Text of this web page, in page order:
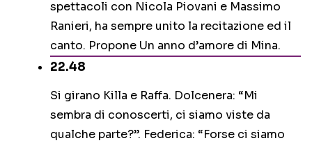
spettacoli con Nicola Piovani e Massimo
Ranieri, ha sempre unito la recitazione ed il
canto. Propone Un anno d’amore di Mina.
22.48
Si girano Killa e Raffa. Dolcenera: “Mi
sembra di conoscerti, ci siamo viste da
qualche parte?”. Federica: “Forse ci siamo